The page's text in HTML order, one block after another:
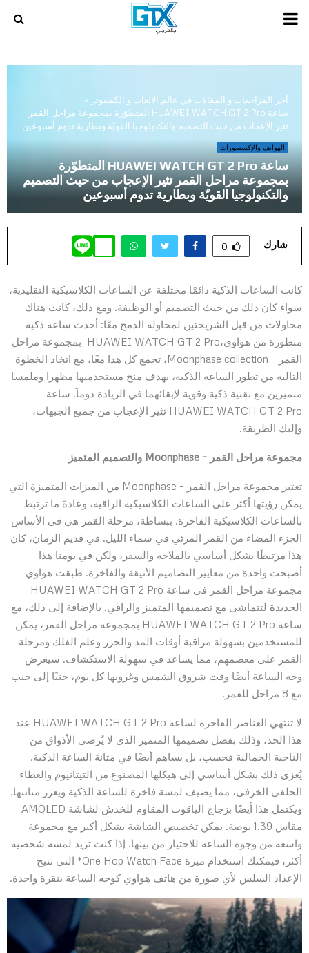
PRIMARY
أخر المراجعات و المقالات في عالم الالعاب و الكمبيوتر »
ساعة HUAWEI WATCH GT 2 Pro المتطوّرة بمجموعة مراحل القمر
تثير الإعجاب من حيث التصميم والتكنولوجيا القويّة وبطارية تدوم أسبوعين
الهواتف والإكسسورات
ساعة HUAWEI WATCH GT 2 Pro المتطوّرة
بمجموعة مراحل القمر تثير الإعجاب من حيث التصميم
والتكنولوجيا القويّة وبطارية تدوم أسبوعين
شارك 0
كانت الساعات الذكية دائمًا مختلفة عن الساعات الكلاسيكية التقليدية،
سواء كان ذلك من حيث التصميم أو الوظيفة. ومع ذلك، كانت هناك
محاولات من قبل الشريحتين لمحاولة الدمج معًا: أحدث ساعة ذكية
متطورة من هواوي،HUAWEI WATCH GT 2 Pro بمجموعة مراحل
القمر – Moonphase collection، تجمع كل هذا معًا، مع اتخاذ الخطوة
التالية من تطور الساعة الذكية، بهدف منح مستخدميها مظهرا وملمسا
متميزين مع تقنية ذكية وقوية لإبقائهما في الريادة دوماَ. ساعة
HUAWEI WATCH GT 2 Pro تثير الإعجاب من جميع الجبهات،
وإليك الطريقة.
مجموعة مراحل القمر – Moonphase والتصميم المتميز
تعتبر مجموعة مراحل القمر – Moonphase من الميزات المتميزة التي
يمكن رؤيتها أكثر على الساعات الكلاسيكية الراقية، وعادةً ما ترتبط
بالساعات الكلاسيكية الفاخرة. ببساطة، مرحلة القمر هي في الأساس
الجزء المضاء من القمر المرئي في سماء الليل. في قديم الزمان، كان
هذا مرتبطًا بشكل أساسي بالملاحة والسفر، ولكن في يومنا هذا
أصبحت واحدة من معايير التصاميم الأنيقة والفاخرة. طبقت هواوي
مجموعة مراحل القمر في ساعة HUAWEI WATCH GT 2 Pro
الجديدة لتتماشى مع تصميمها المتميز والراقي. بالإضافة إلى ذلك، مع
ساعة HUAWEI WATCH GT 2 Pro بمجموعة مراحل القمر، يمكن
للمستخدمين بسهولة مراقبة أوقات المد والجزر وعلم الفلك ومرحلة
القمر على معصمهم، مما يساعد في سهولة الاستكشاف. سيعرض
وجه الساعة أيضًا وقت شروق الشمس وغروبها كل يوم، جنبًا إلى جنب
مع 8 مراحل للقمر.
لا تنتهي العناصر الفاخرة لساعة HUAWEI WATCH GT 2 Pro عند
هذا الحد، وذلك بفضل تصميمها المتميز الذي لا يُرضي الأذواق من
الناحية الجمالية فحسب، بل يساهم أيضًا في متانة الساعة الذكية.
يُعزى ذلك بشكل أساسي إلى هيكلها المصنوع من التيتانيوم والغطاء
الخلفي الخزفي، مما يضيف لمسة فاخرة للساعة الذكية ويعزز متانتها.
ويكتمل هذا أيضًا بزجاج الياقوت المقاوم للخدش لشاشة AMOLED
مقاس 1.39 بوصة. يمكن تخصيص الشاشة بشكل أكبر مع مجموعة
واسعة من وجوه الساعة للاختيار من بينها. إذا كنت تريد لمسة شخصية
أكثر، فيمكنك استخدام ميزة One Hop Watch Face* التي تتيح
الإعداد السلس لأي صورة من هاتف هواوي كوجه الساعة بنقرة واحدة.